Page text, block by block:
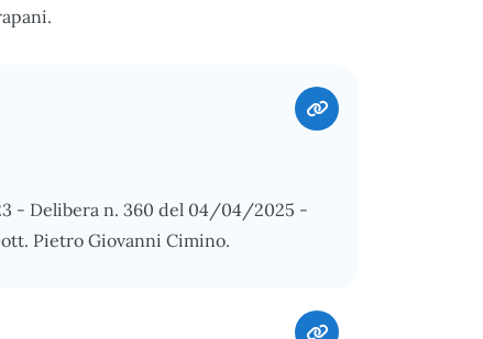
- Delibera n. 360 del 04/04/2025 -
Pietro Giovanni Cimino.